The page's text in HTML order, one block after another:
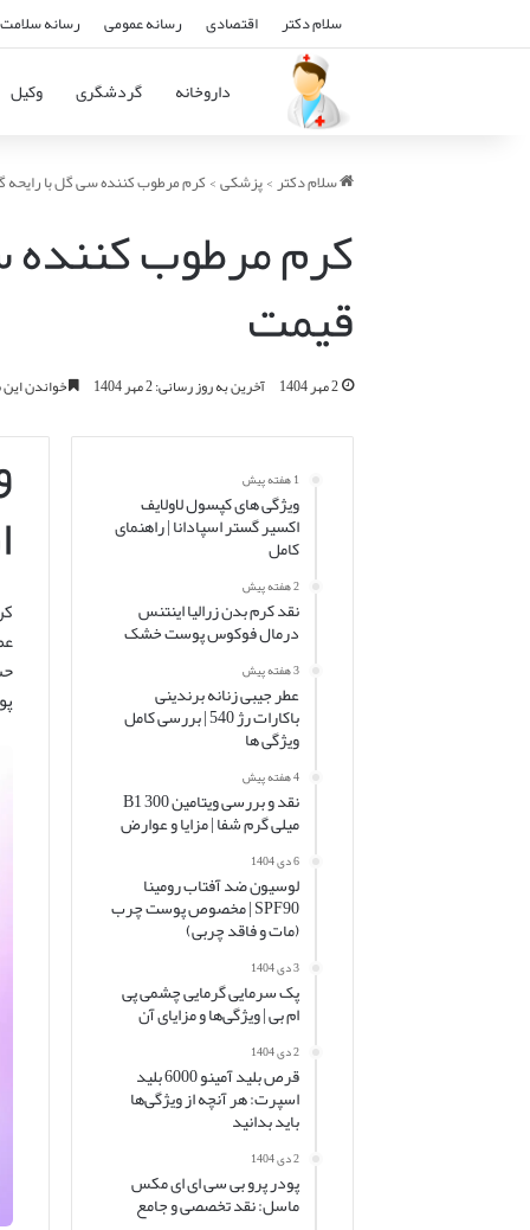
سلام دکتر اقتصادی رسانه عمومی رسانه
داروخانه گردشگری وکیل
سلام دکتر>پزشکی>کرم مرطوب کننده سی گل با
کرم مرطوب کننده
قیمت
2 مهر 1404 آخرین به روز رسانی: 2 مهر 1404 خواندن این مطلب 13
1 هفته پیش
ویژگی های کپسول لاولایف
اکسیر گستر اسپادانا | راهنمای
کامل
2 هفته پیش
نقد کرم بدن زرالیا اینتنس
درمال فوکوس پوست خشک
3 هفته پیش
عطر جیبی زنانه برندینی
باکارات رژ 540 | بررسی کامل
ویژگی ها
4 هفته پیش
نقد و بررسی ویتامین B1 300
میلی گرم شفا | مزایا و عوارض
6 دی 1404
لوسیون ضد آفتاب رومینا
SPF90 | مخصوص پوست چرب
(مات و فاقد چربی)
3 دی 1404
پک سرمایی گرمایی چشمی پی
ام بی | ویژگی‌ها و مزایای آن
2 دی 1404
قرص بلید آمینو 6000 بلید
اسپرت: هر آنچه از ویژگی‌ها
باید بدانید
2 دی 1404
پودر پرو بی سی ای ای مکس
ماسل: نقد تخصصی و جامع